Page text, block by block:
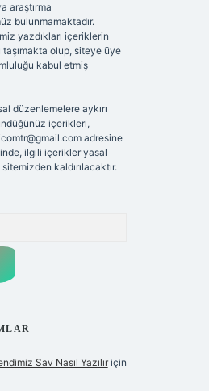
araştırma
bulunmamaktadır.
yazdıkları içeriklerin
olup, siteye üye
kabul etmiş
düzenlemelere aykırı
içerikleri,
adresine
ilgili içerikler yasal
kaldırılacaktır.
Sav Nasıl Yazılıriçin